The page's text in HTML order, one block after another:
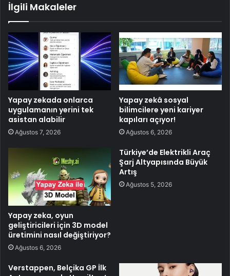
İlgili Makaleler
Yapay zekada onlarca
uygulamanın yerini tek
asistan alabilir
Ağustos 7, 2026
Yapay zekâ sosyal
bilimcilere yeni kariyer
kapıları açıyor!
Ağustos 6, 2026
Yapay zeka, oyun
geliştiricileri için 3D model
üretimini nasıl değiştiriyor?
Ağustos 6, 2026
Türkiye’de Elektrikli Araç
Şarj Altyapısında Büyük
Artış
Ağustos 5, 2026
Verstappen, Belçika GP İlk